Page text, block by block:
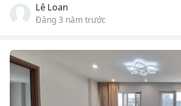
Lê Loan
Đăng 3 năm trước